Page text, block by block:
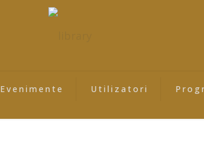
Evenimente Utilizatori